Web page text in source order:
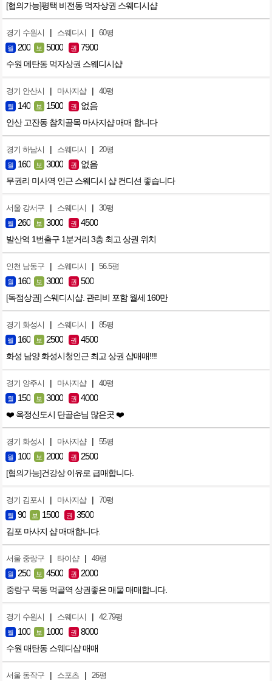
[협의가능]평택 비전동 먹자상권 스웨디시샵
경기 수원시 | 스웨디시 | 60평
월 200 보 5000 권 7900
수원 메탄동 먹자상권 스웨디시샵
경기 안산시 | 마사지샵 | 40평
월 140 보 1500 권 없음
안산 고잔동 참치골목 마사지샵 매매 합니다
경기 하남시 | 스웨디시 | 20평
월 160 보 3000 권 없음
무권리 미사역 인근 스웨디시 샵 컨디션 좋습니다
서울 강서구 | 스웨디시 | 30평
월 260 보 3000 권 4500
발산역 1번출구 1분거리 3층 최고 상권 위치
인천 남동구 | 스웨디시 | 56.5평
월 160 보 3000 권 500
[독점상권] 스웨디시샵. 관리비 포함 월세 160만
경기 화성시 | 스웨디시 | 85평
월 160 보 2500 권 4500
화성 남양 화성시청인근 최고 상권 샵매매!!!!
경기 양주시 | 마사지샵 | 40평
월 150 보 3000 권 4000
❤️ 옥정신도시 단골손님 많은곳 ❤️
경기 화성시 | 마사지샵 | 55평
월 100 보 2000 권 2500
[협의가능]건강상 이유로 급매합니다.
경기 김포시 | 마사지샵 | 70평
월 90 보 1500 권 3500
김포 마사지 샵 매매합니다.
서울 중랑구 | 타이샵 | 49평
월 250 보 4500 권 2000
중랑구 묵동 먹골역 상권좋은 매물 매매합니다.
경기 수원시 | 스웨디시 | 42.79평
월 100 보 1000 권 8000
수원 매탄동 스웨디샵 매매
서울 동작구 | 스포츠 | 26평